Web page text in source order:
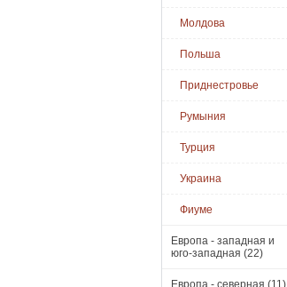
Молдова
Польша
Приднестровье
Румыния
Турция
Украина
Фиуме
Европа - западная и
юго-западная (22)
Европа - северная (11)